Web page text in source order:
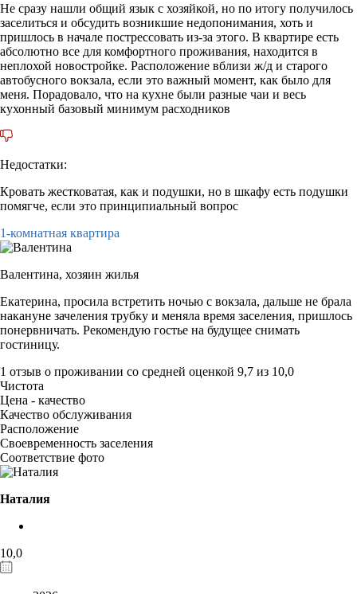
Не сразу нашли общий язык с хозяйкой, но по итогу получилось
заселиться и обсудить возникшие недопонимания, хоть и
пришлось в начале пострессовать из-за этого. В квартире есть
абсолютно все для комфортного проживания, находится в
неплохой новостройке. Расположение вблизи ж/д и старого
автобусного вокзала, если это важный момент, как было для
меня. Порадовало, что на кухне были разные чаи и весь
кухонный базовый минимум расходников
Недостатки:
Кровать жестковатая, как и подушки, но в шкафу есть подушки
помягче, если это принципиальный вопрос
1-комнатная квартира
Валентина, хозяин жилья
Екатерина, просила встретить ночью с вокзала, дальше не брала
накануне зачеления трубку и меняла время заселения, пришлось
понервничать. Рекомендую гостье на будущее снимать
гостиницу.
1 отзыв о проживании со средней оценкой 9,7 из 10,0
Чистота
Цена - качество
Качество обслуживания
Расположение
Своевременность заселения
Соответствие фото
Наталия
10,0